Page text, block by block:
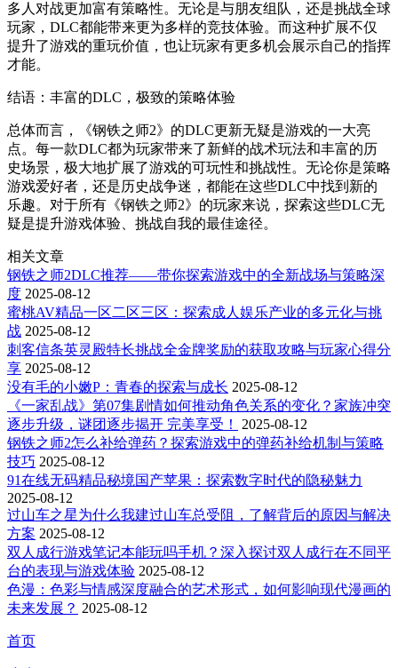
多人对战更加富有策略性。无论是与朋友组队，还是挑战全球
玩家，DLC都能带来更为多样的竞技体验。而这种扩展不仅
提升了游戏的重玩价值，也让玩家有更多机会展示自己的指挥
才能。
结语：丰富的DLC，极致的策略体验
总体而言，《钢铁之师2》的DLC更新无疑是游戏的一大亮
点。每一款DLC都为玩家带来了新鲜的战术玩法和丰富的历
史场景，极大地扩展了游戏的可玩性和挑战性。无论你是策略
游戏爱好者，还是历史战争迷，都能在这些DLC中找到新的
乐趣。对于所有《钢铁之师2》的玩家来说，探索这些DLC无
疑是提升游戏体验、挑战自我的最佳途径。
相关文章
钢铁之师2DLC推荐——带你探索游戏中的全新战场与策略深
度 2025-08-12
蜜桃AV精品一区二区三区：探索成人娱乐产业的多元化与挑
战 2025-08-12
刺客信条英灵殿特长挑战全金牌奖励的获取攻略与玩家心得分
享 2025-08-12
没有毛的小嫩P：青春的探索与成长 2025-08-12
《一家乱战》第07集剧情如何推动角色关系的变化？家族冲突
逐步升级，谜团逐步揭开 完美享受！
2025-08-12
钢铁之师2怎么补给弹药？探索游戏中的弹药补给机制与策略
技巧 2025-08-12
91在线无码精品秘境国产苹果：探索数字时代的隐秘魅力
2025-08-12
过山车之星为什么我建过山车总受阻，了解背后的原因与解决
方案 2025-08-12
双人成行游戏笔记本能玩吗手机？深入探讨双人成行在不同平
台的表现与游戏体验 2025-08-12
色漫：色彩与情感深度融合的艺术形式，如何影响现代漫画的
未来发展？ 2025-08-12
首页